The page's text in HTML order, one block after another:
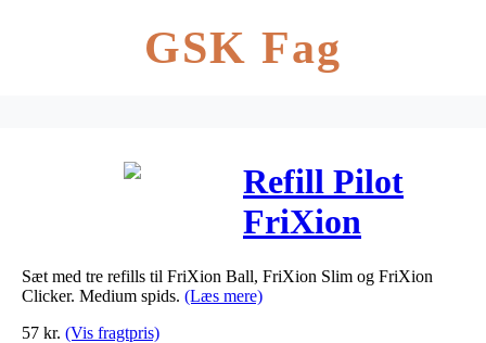
GSK Fag
Refill Pilot
FriXion
orange
medium 3-
Sæt med tre refills til FriXion Ball, FriXion Slim og FriXion
Clicker. Medium spids. (Læs mere)
57 kr. (Vis fragtpris)